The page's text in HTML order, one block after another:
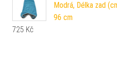
Modrá, Délka zad
96 cm
725 Kč